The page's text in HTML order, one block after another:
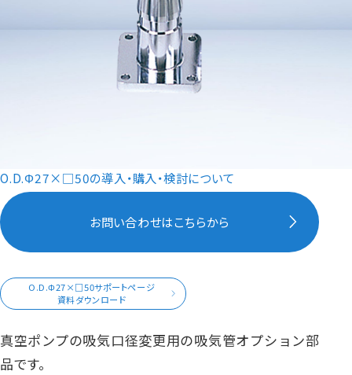
O.D.Φ27×□50の導入・購入・検討について
お問い合わせはこちらから
O.D.Φ27×□50サポートページ
資料ダウンロード
真空ポンプの吸気口径変更用の吸気管オプション部
品です。